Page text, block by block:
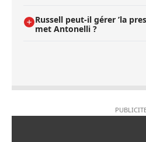
Russell peut-il gérer ’la
met Antonelli ?